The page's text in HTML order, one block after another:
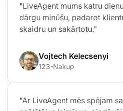
"LiveAgent mums katru
dārgu minūšu, padarot
skaidru un sakārtotu."
Vojtech Kelecsenyi
123-Nakup
"Ar LiveAgent mēs spējam